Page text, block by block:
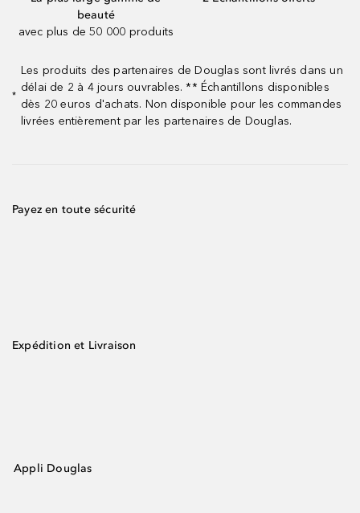
beauté
avec plus de 50 000 produits
*
Les produits des partenaires de Douglas sont livrés dans un
délai de 2 à 4 jours ouvrables. ** Échantillons disponibles
dès 20 euros d'achats. Non disponible pour les commandes
livrées entièrement par les partenaires de Douglas.
Payez en toute sécurité
Expédition et Livraison
Appli Douglas